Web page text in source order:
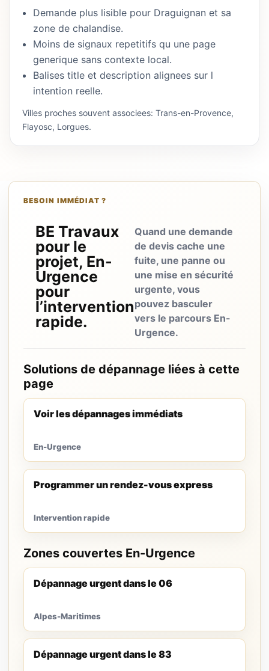
Demande plus lisible pour Draguignan et sa
zone de chalandise.
Moins de signaux repetitifs qu une page
generique sans contexte local.
Balises title et description alignees sur l
intention reelle.
Villes proches souvent associees: Trans-en-Provence,
Flayosc, Lorgues.
BESOIN IMMÉDIAT ?
BE Travaux
pour le
projet, En-
Urgence
pour
l’intervention
rapide.
Quand une demande
de devis cache une
fuite, une panne ou
une mise en sécurité
urgente, vous
pouvez basculer
vers le parcours En-
Urgence.
Solutions de dépannage liées à cette
page
Voir les dépannages immédiats
En-Urgence
Programmer un rendez-vous express
Intervention rapide
Zones couvertes En-Urgence
Dépannage urgent dans le 06
Alpes-Maritimes
Dépannage urgent dans le 83